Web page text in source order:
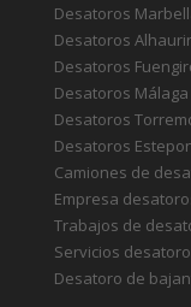
Desatoros
Desatoros
Desatoros
Desatoros Málaga
Desatoros
Desatoros
Camiones de
Empresa
Trabajos de
Servicios
Desatoro de